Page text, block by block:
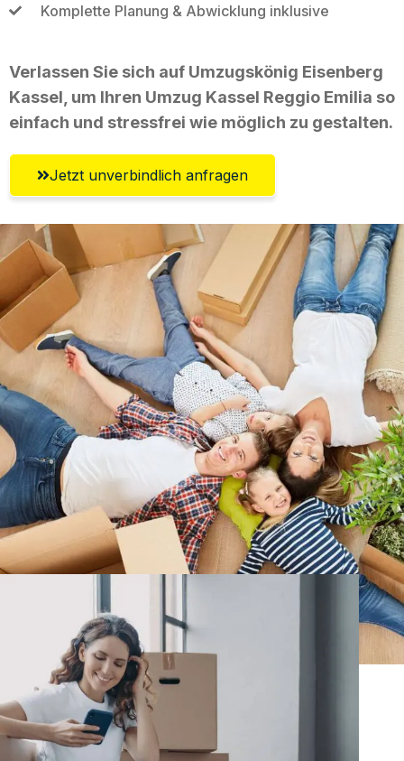
Komplette Planung & Abwicklung inklusive
Verlassen Sie sich auf Umzugskönig Eisenberg
Kassel, um Ihren Umzug Kassel Reggio Emilia so
einfach und stressfrei wie möglich zu gestalten.
Jetzt unverbindlich anfragen